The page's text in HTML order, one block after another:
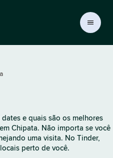
e quais são os melhores
Chipata. Não importa se você
uma visita. No Tinder,
perto de você.